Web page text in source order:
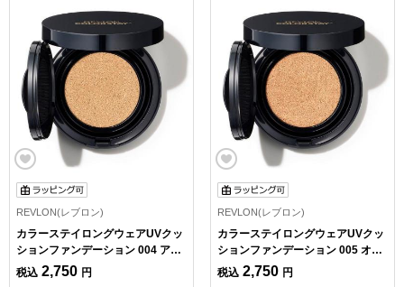
REVLON(レブロン)
カラーステイロングウェアUVクッ
ションファンデーション 004 アイ
ボリー
税込 2,750 円
REVLON(レブロン)
カラーステイロングウェアUVクッ
ションファンデーション 005 オー
トミール
税込 2,750 円